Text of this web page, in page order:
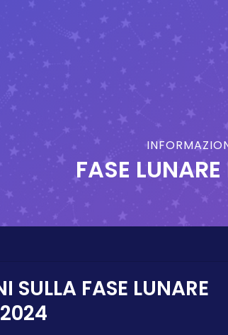
FASE LUNARE
SULLA FASE LUNARE